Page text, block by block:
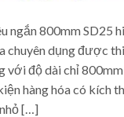
ngắn 800mm SD25
chuyên dụng được
với độ dài chỉ
hàng hóa có kích
[…]